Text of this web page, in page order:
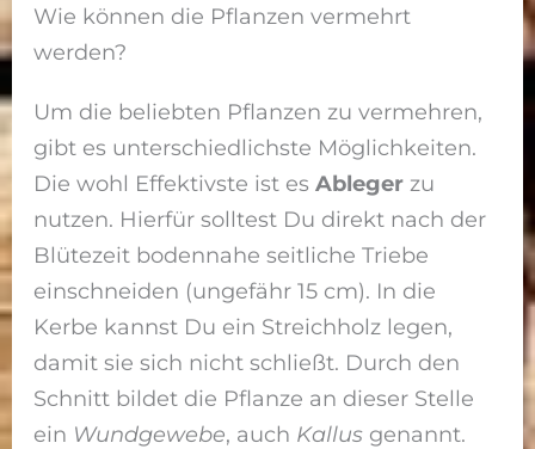
Wie können die Pflanzen vermehrt
werden?
Um die beliebten Pflanzen zu vermehren,
gibt es unterschiedlichste Möglichkeiten.
Die wohl Effektivste ist esAbleger zu
nutzen. Hierfür solltest Du direkt nach der
Blütezeit bodennahe seitliche Triebe
einschneiden (ungefähr 15 cm). In die
Kerbe kannst Du ein Streichholz legen,
damit sie sich nicht schließt. Durch den
Schnitt bildet die Pflanze an dieser Stelle
ein Wundgewebe, auch Kallus genannt.